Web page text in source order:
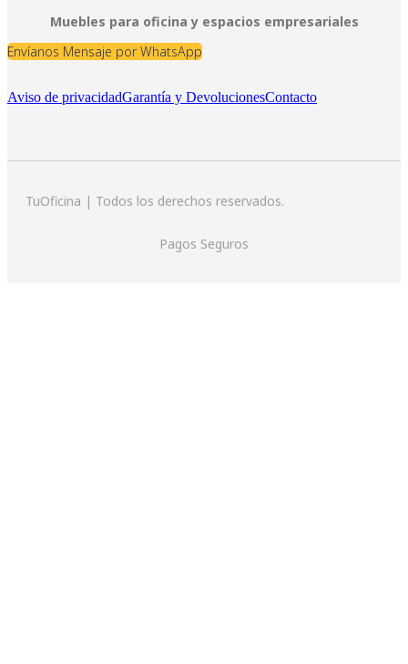
Muebles para oficina y espacios empresariales
Envíanos Mensaje por WhatsApp
Aviso de privacidadGarantía y DevolucionesContacto
TuOficina | Todos los derechos reservados.
Pagos Seguros